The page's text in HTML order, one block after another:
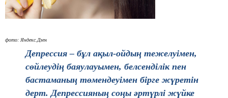
фото: Яндекс.Дзен
Депрессия – бұл ақыл-ойдың тежелуімен,
сөйлеудің баяулауымен, белсенділік пен
бастаманың төмендеуімен бірге жүретін
дерт. Депрессияның соңы әртүрлі жүйке